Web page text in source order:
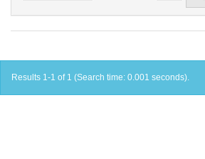
Results 1-1 of 1 (Search time: 0.001 seconds).